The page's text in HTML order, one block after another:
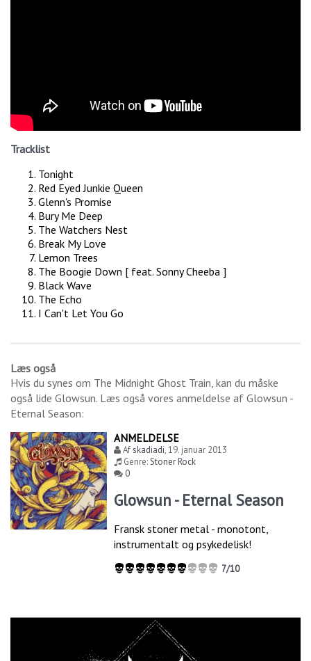
Tracklist
Tonight
Red Eyed Junkie Queen
Glenn's Promise
Bury Me Deep
The Watchers Nest
Break My Love
Lemon Trees
The Boogie Down [ feat. Sonny Cheeba ]
Black Wave
The Echo
I Can't Let You Go
Læs også
Hvis du synes om The Midnight Ghost Train, kan du måske
også lide Glowsun. Læs også vores anmeldelse af Glowsun -
Eternal Season:
ANMELDELSE
Afskadiadi,19. januar 2013
Genre:Stoner Rock
0
Glowsun - Eternal Season
Fransk stoner metal - monotont,
instrumentalt og psykedelisk!
7/10